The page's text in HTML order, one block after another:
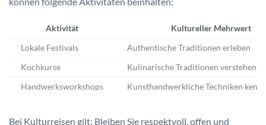
Aktivität Kultureller Mehrwert
Lokale Festivals Authentische Traditionen erleben
Kochkurse Kulinarische Traditionen verstehen
Handwerksworkshops Kunsthandwerkliche Techniken
Bei Kulturreisen gilt: Bleiben Sie respektvoll, offen und